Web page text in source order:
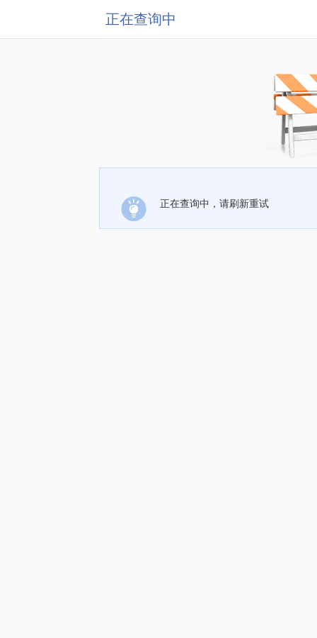
正在查询中
正在查询中，请刷新重试